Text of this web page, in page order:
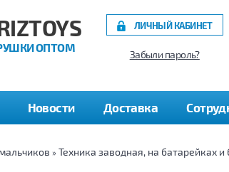
ОПТОМ
ЛИЧНЫЙ КАБИНЕТ
Забыли пароль?
Новости Доставка
» Техника заводная, на батарейках